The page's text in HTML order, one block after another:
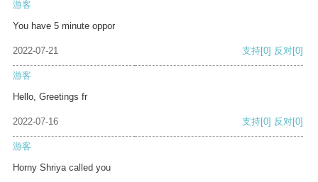
游客
You have 5 minute oppor
2022-07-21 支持[0] 反对[0]
游客
Hello, Greetings fr
2022-07-16 支持[0] 反对[0]
游客
Horny Shriya called you